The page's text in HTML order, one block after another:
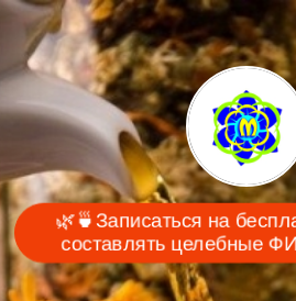
🌿🍵Записаться на
составлять целебные